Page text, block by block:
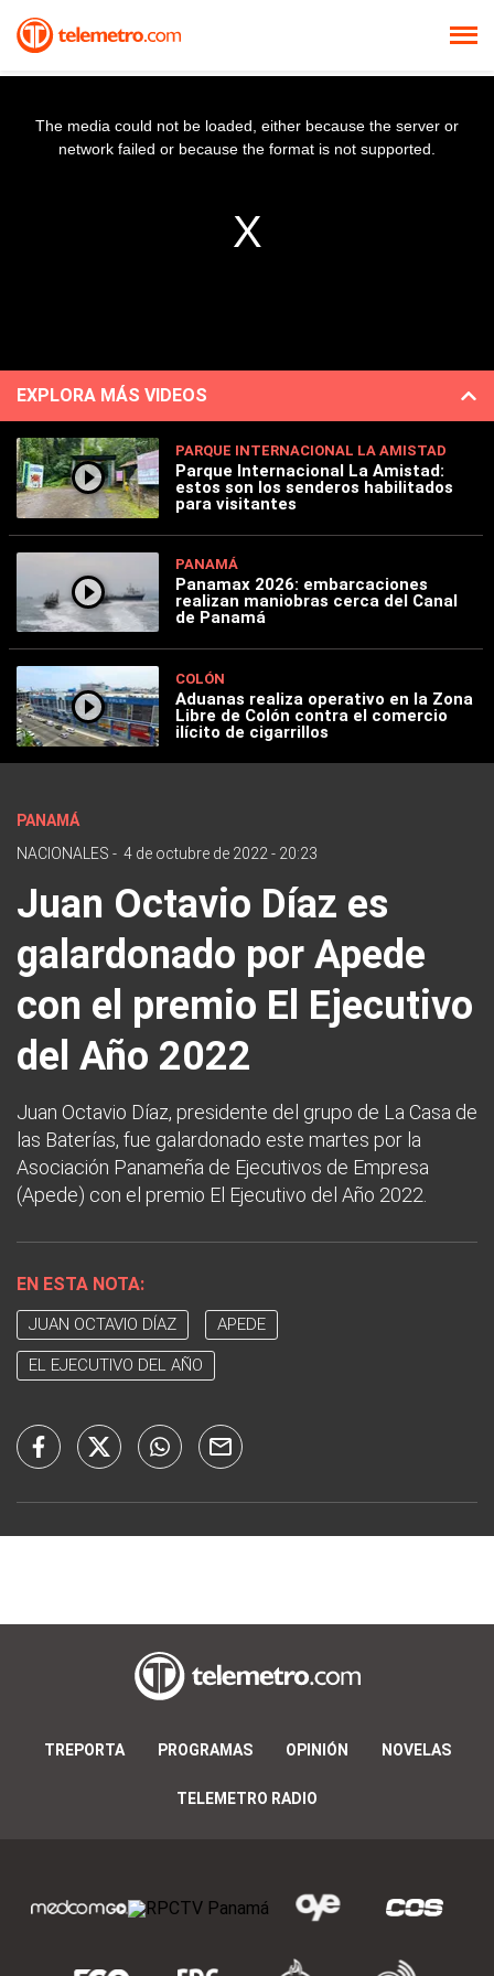
The media could not be loaded, either because the server or
network failed or because the format is not supported.
EXPLORA MÁS VIDEOS
PARQUE INTERNACIONAL LA AMISTAD
Parque Internacional La Amistad:
estos son los senderos habilitados
para visitantes
PANAMÁ
Panamax 2026: embarcaciones
realizan maniobras cerca del Canal
de Panamá
COLÓN
Aduanas realiza operativo en la Zona
Libre de Colón contra el comercio
ilícito de cigarrillos
PANAMÁ
NACIONALES - 4 de octubre de 2022 - 20:23
Juan Octavio Díaz es
galardonado por Apede
con el premio El Ejecutivo
del Año 2022
Juan Octavio Díaz, presidente del grupo de La Casa de
las Baterías, fue galardonado este martes por la
Asociación Panameña de Ejecutivos de Empresa
(Apede) con el premio El Ejecutivo del Año 2022.
EN ESTA NOTA:
JUAN OCTAVIO DÍAZ APEDE
EL EJECUTIVO DEL AÑO
TREPORTA PROGRAMAS OPINIÓN NOVELAS
TELEMETRO RADIO